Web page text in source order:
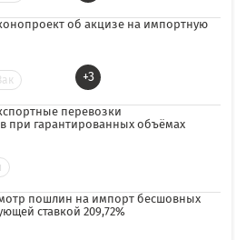
об акцизе на импортную
+3
перевозки
при гарантированных объёмах
пошлин на импорт бесшовных
ставкой 209,72%